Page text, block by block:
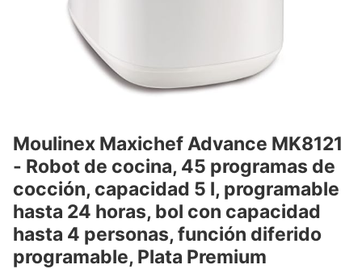
Moulinex Maxichef Advance MK8121
- Robot de cocina, 45 programas de
cocción, capacidad 5 l, programable
hasta 24 horas, bol con capacidad
hasta 4 personas, función diferido
programable, Plata Premium